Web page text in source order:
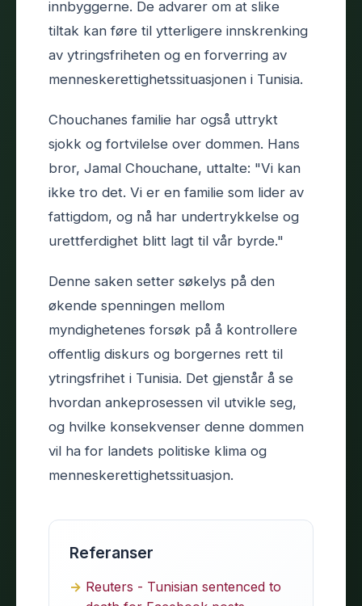
innbyggerne. De advarer om at slike
tiltak kan føre til ytterligere innskrenking
av ytringsfriheten og en forverring av
menneskerettighetssituasjonen i Tunisia.
Chouchanes familie har også uttrykt
sjokk og fortvilelse over dommen. Hans
bror, Jamal Chouchane, uttalte: "Vi kan
ikke tro det. Vi er en familie som lider av
fattigdom, og nå har undertrykkelse og
urettferdighet blitt lagt til vår byrde."
Denne saken setter søkelys på den
økende spenningen mellom
myndighetenes forsøk på å kontrollere
offentlig diskurs og borgernes rett til
ytringsfrihet i Tunisia. Det gjenstår å se
hvordan ankeprosessen vil utvikle seg,
og hvilke konsekvenser denne dommen
vil ha for landets politiske klima og
menneskerettighetssituasjon.
Referanser
Reuters - Tunisian sentenced to